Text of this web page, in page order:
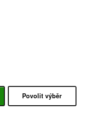
Povolit výběr